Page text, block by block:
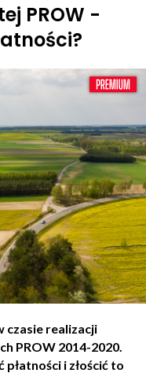
PROW -
czasie realizacji
PROW 2014-2020.
i złościć to